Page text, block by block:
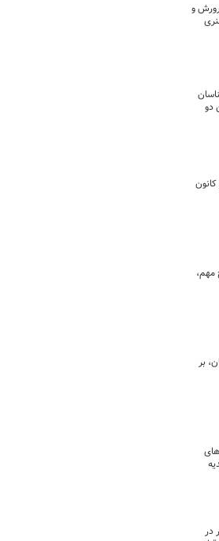
و
فرهنگی‌هنری
دو
مهم،‌
بر
در